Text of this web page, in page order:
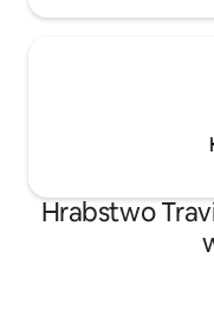
Hrabstwo